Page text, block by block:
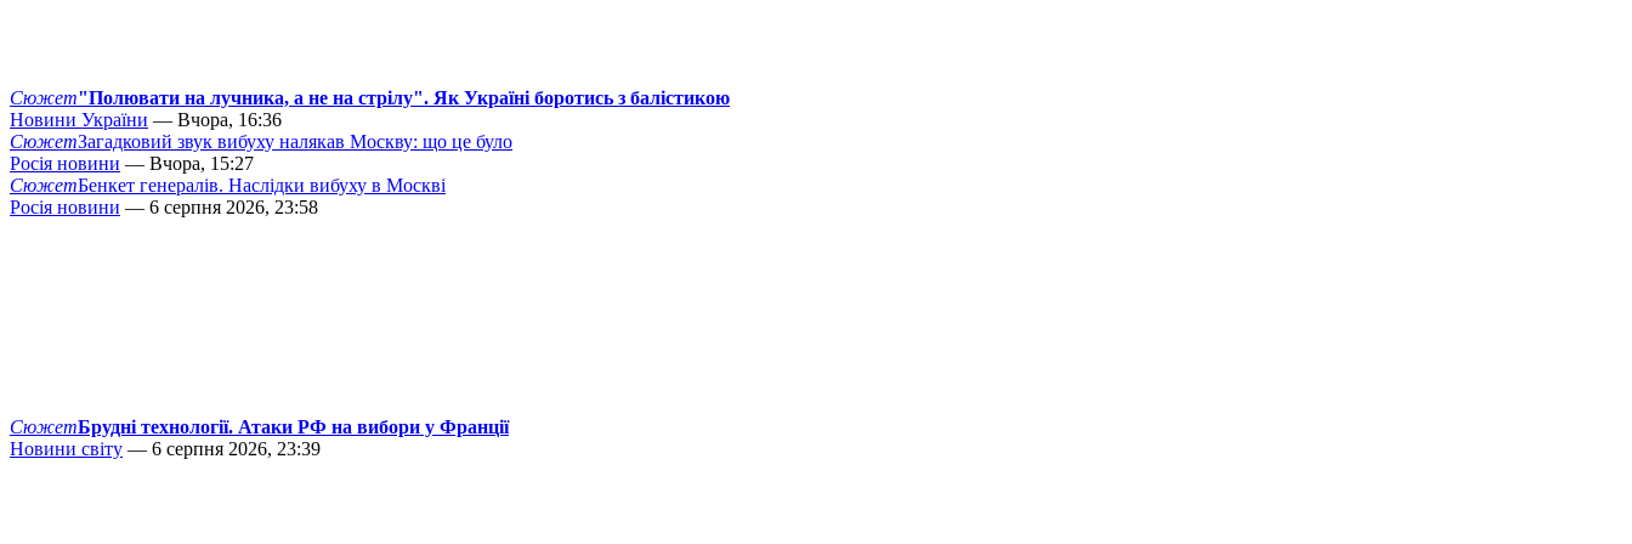
Сюжет"Полювати на лучника, а не на стрілу". Як Україні боротись з балістикою
Новини України — Вчора, 16:36
СюжетЗагадковий звук вибуху налякав Москву: що це було
Росія новини — Вчора, 15:27
СюжетБенкет генералів. Наслідки вибуху в Москві
Росія новини — 6 серпня 2026, 23:58
СюжетБрудні технології. Атаки РФ на вибори у Франції
Новини світу — 6 серпня 2026, 23:39